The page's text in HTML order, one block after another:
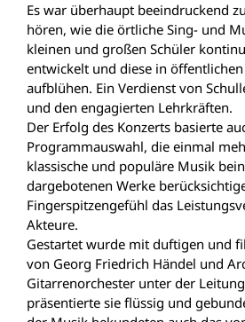
Es war überhaupt beeindruckend
hören, wie die örtliche Sing- und
kleinen und großen Schüler
entwickelt und diese in
aufblühen. Ein Verdienst von
und den engagierten Lehrkräften.
Der Erfolg des Konzerts basierte
Programmauswahl, die einmal
klassische und populäre Musik
dargebotenen Werke
Fingerspitzengefühl das
Akteure.
Gestartet wurde mit duftigen und
von Georg Friedrich Händel und
Gitarrenorchester unter der
präsentierte sie flüssig und